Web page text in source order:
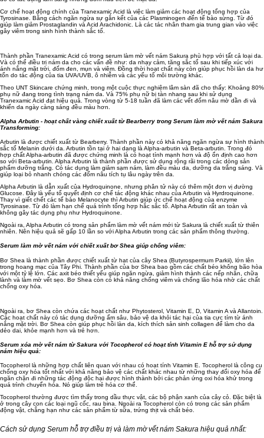
Cơ chế hoạt động chính của Tranexamic Acid là việc làm giảm các hoạt động tổng hợp của
Tyrosinase. Bằng cách ngăn ngừa sự gắn kết của các Plasminogen đến tế bào sừng. Từ đó
giúp làm giảm Prostaglandin và Acid Arachidonic. Là các tác nhân tham gia trung gian vào việc
gây viêm trong sinh hình thành sắc tố.
Thành phần Tranexamic Acid có trong serum làm mờ vết nám Sakura phù hợp với tất cả loại da.
Và có thể điều trị nám da cho các vấn đề như: da nhạy cảm, tăng sắc tố sau khi tiếp xúc với
ánh nắng mặt trời, đốm đen, mụn và viêm. Đồng thời hoạt chất này còn giúp phục hồi làn da hư
tổn do tác động của tia UVA/UVB, ô nhiễm và các yếu tố môi trường khác.
Theo UNT Skincare chứng minh, trong một cuộc thực nghiệm lâm sàn đã cho thấy: Khoảng 80%
phụ nữ đang trong tình trạng nám da. Và 75% phụ nữ bị tàn nhang sau khi sử dụng
Tranexamic Acid đạt hiệu quả. Trong vòng từ 5-18 tuần đã làm các vết đốm nâu mờ dần đi và
khiến da ngày càng sáng đều màu hơn.
Alpha Arbutin - hoạt chất vàng chiết xuất từ Bearberry trong Serum làm mờ vết nám Sakura
Transforming:
Arbutin là được chiết xuất từ Bearberry. Thành phần này có khả năng ngăn ngừa sự hình thành
sắc tố Melanin dưới da. Arbutin tồn tại ở hai dạng là Alpha-arbutin và Beta-arbutin. Trong đó
hợp chất Alpha-arbutin đã được chứng minh là có hoạt tính mạnh hơn và độ ổn định cao hơn
so với Beta-arbutin. Alpha Arbutin là thành phần được sử dụng rộng rãi trong các dòng sản
phẩm dưỡng trắng. Có tác dụng làm giảm sạm nám, làm đều màu da, dưỡng da trắng sáng. Và
giúp loại bỏ nhanh chóng các đốm nâu tích tụ lâu ngày trên da.
Alpha Arbutin là dẫn xuất của Hydroquinone, nhưng phân tử này có thêm một đơn vị đường
Glucose. Đây là yếu tố quyết định cơ chế tác động khác nhau của Arbutin và Hyrdroquinone.
Thay vì giết chết các tế bào Melanocyte thì Arbutin giúp ức chế hoạt động của enzyme
Tyrosinase. Từ đó làm hạn chế quá trình tổng hợp hắc sắc tố. Alpha Arbutin rất an toàn và
không gây tác dụng phụ như Hydroquinone.
Ngoài ra, Alpha Arbutin có trong sản phẩm làm mờ vết nám mới từ Sakura là chiết xuất từ thiên
nhiên. Nên hiệu quả sẽ gấp 10 lần so với Alpha Arbutin trong các sản phẩm thông thường.
Serum làm mờ vết nám với chiết xuất bơ Shea giúp chống viêm:
Bơ Shea là thành phần được chiết xuất từ hạt của cây Shea (Butyrospermum Parkii), lớn lên
trong hoang mạc của Tây Phi. Thành phần của bơ Shea bao gồm các chất béo không bão hòa
với một tỷ lệ lớn. Các axit béo thiết yếu giúp ngăn ngừa, giảm hình thành các nếp nhăn, chữa
lành và làm mờ vết sẹo. Bơ Shea còn có khả năng chống viêm và chống lão hóa nhờ các chất
chống oxy hóa.
Ngoài ra, bơ Shea còn chứa các hoạt chất như Phytosterol, Vitamin E, D, Vitamin A và Allantoin.
Các hoạt chất này có tác dụng dưỡng ẩm sâu, bảo vệ da khỏi tác hại của tia cực tím từ ánh
nắng mặt trời. Bơ Shea còn giúp phục hồi làn da, kích thích sản sinh collagen để làm cho da
dẻo dai, khỏe mạnh hơn và trẻ hơn.
Serum xóa mờ vết nám từ Sakura với Tocopherol có hoạt tính Vitamin E hỗ trợ sử dụng
nám hiệu quả:
Tocopherol là những hợp chất liên quan với nhau có hoạt tính Vitamin E. Tocopherol là công cụ
chống oxy hóa tốt nhất với khả năng bảo vệ các chất khác nhau từ những thay đổi oxy hóa để
ngăn chặn đi những tác động độc hại được hình thành bởi các phản ứng oxi hóa khử trong
quá trình chuyển hóa. Nó giúp làm trẻ hóa cơ thể.
Tocopherol thường được tìm thấy trong dầu thực vật, các bộ phận xanh của cây cỏ. Đặc biệt là
ở trong cây con các loại ngũ cốc, rau bina. Ngoài ra Tocopherol còn có trong các sản phẩm
động vật, chẳng hạn như các sản phẩm từ sữa, trứng thịt và chất béo.
Cách sử dụng Serum hỗ trợ điều trị và làm mờ vết nám Sakura hiệu quả nhất: